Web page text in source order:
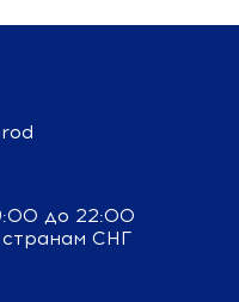
до 22:00
СНГ